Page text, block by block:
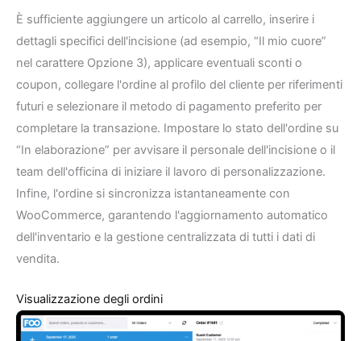
È sufficiente aggiungere un articolo al carrello, inserire i
dettagli specifici dell'incisione (ad esempio, “Il mio cuore”
nel carattere Opzione 3), applicare eventuali sconti o
coupon, collegare l'ordine al profilo del cliente per riferimenti
futuri e selezionare il metodo di pagamento preferito per
completare la transazione. Impostare lo stato dell'ordine su
“In elaborazione” per avvisare il personale dell'incisione o il
team dell'officina di iniziare il lavoro di personalizzazione.
Infine, l'ordine si sincronizza istantaneamente con
WooCommerce, garantendo l'aggiornamento automatico
dell'inventario e la gestione centralizzata di tutti i dati di
vendita.
Visualizzazione degli ordini